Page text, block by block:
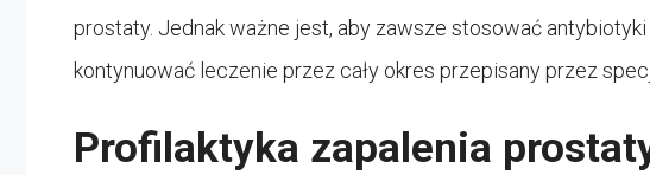
prostaty. Jednak ważne jest, aby zawsze stosować
kontynuować leczenie przez cały okres przepisany przez
Profilaktyka zapalenia